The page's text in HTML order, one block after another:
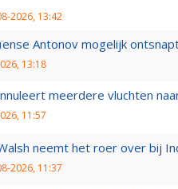
2026, 13:42
Antonov mogelijk
13:18
meerdere vluchten
11:57
neemt het roer over bij
2026, 11:37